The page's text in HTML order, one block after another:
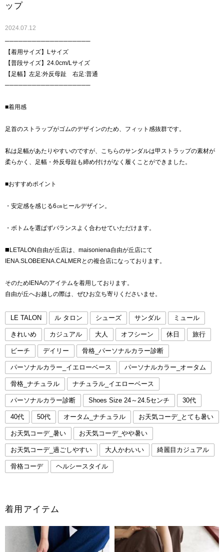
ップ
2024.07.12
───────────────────
【着用サイズ】Lサイズ
【普段サイズ】24.0cm/Lサイズ
【足幅】左足:外反母趾 右足:普通
───────────────────
■着用感
足首のストラップがゴムのデザインのため、フィット感抜群です。
私は足幅があたりやすいのですが、こちらのサンダルは甲ストラップの素材が
柔らかく、足幅・外反母趾も締め付けがなく履くことができました。
■おすすめポイント
・安定感を感じる6㎝ヒールデザイン。
・ボトムを選ばずバランスよく合わせていただけます。
◼️LETALON自由が丘店は、maisoniena自由が丘店にて
IENA.SLOBEIENA.CALMERとの複合店になっております。
そのためIENAのアイテムを着用しております。
自由が丘へお越しの際は、ぜひお立ち寄りくださいませ。
LE TALON ル タロン シューズ サンダル ミュール
きれいめ カジュアル 大人 オフシーン 休日 旅行
ビーチ デイリー 骨格_パーソナルカラー診断
パーソナルカラー_イエローベース パーソナルカラー_オータム
骨格_ナチュラル ナチュラル_イエローベース
パーソナルカラー診断 Shoes Size 24～24.5センチ 30代
40代 50代 オータム_ナチュラル お天気コーデ_とても暑い
お天気コーデ_暑い お天気コーデ_やや暑い
お天気コーデ_過ごしやすい 大人かわいい 綺麗目カジュアル
骨格コーデ ヘルシースタイル
着用アイテム